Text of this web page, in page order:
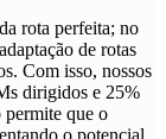
rota perfeita; no
de rotas
Com isso, nossos
dirigidos e 25%
permite que o